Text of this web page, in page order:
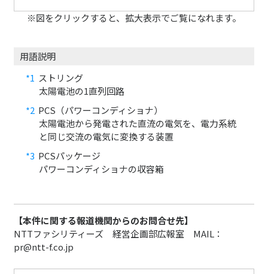
※図をクリックすると、拡大表示でご覧になれます。
用語説明
*1 ストリング
太陽電池の1直列回路
*2 PCS（パワーコンディショナ）
太陽電池から発電された直流の電気を、電力系統
と同じ交流の電気に変換する装置
*3 PCSパッケージ
パワーコンディショナの収容箱
【本件に関する報道機関からのお問合せ先】
NTTファシリティーズ 経営企画部広報室 MAIL：
pr@ntt-f.co.jp